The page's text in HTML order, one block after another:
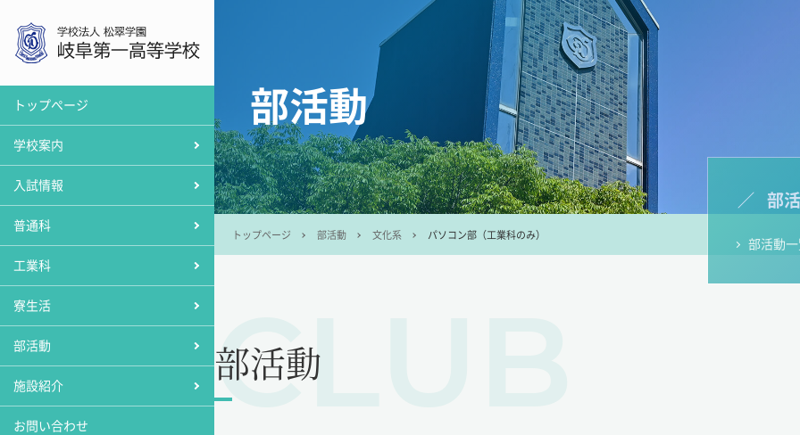
トップぺージ
学校案内
学校について
学校長あいさつ
建学の精神・校訓
制服紹介
国際交流
入試情報
募集要項
見学会・説明会等
学費・奨学生制度
普通科
普通科 トップページ
カレッジコース
一般コース
工業科
工業科 トップページ
自動車エンジニアコース
生産システムコース
寮生活
男子寮紹介
女子寮紹介
寮紹介動画
部活動
部活動一覧
体育系
文化系
施設紹介
教育施設
工業科関連施設
スポーツ関連施設
お問い合わせ
部活動
トップページ 部活動 文化系 パソコン部（工業科のみ）
部活動
部
部活動